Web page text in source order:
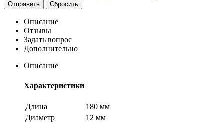
Сбросить
Описание
Отзывы
Задать вопрос
Дополнительно
Описание
Характеристики
Длина
180 мм
Диаметр
12 мм